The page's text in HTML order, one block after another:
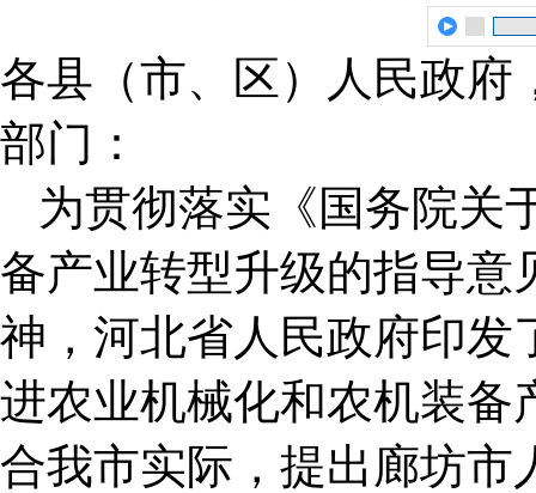
各县（市、区）人民政府
部门：
为贯彻落实《国务院关
备产业转型升级的指导意
神，河北省人民政府印发
进农业机械化和农机装备
合我市实际，提出廊坊市